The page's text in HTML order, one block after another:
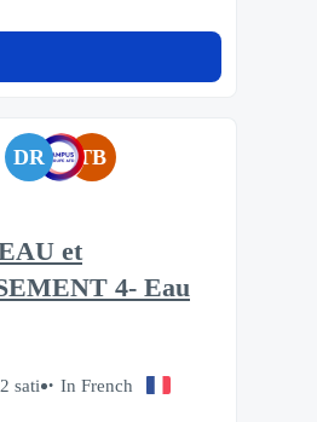
DR TB
et
4- Eau
sati In French